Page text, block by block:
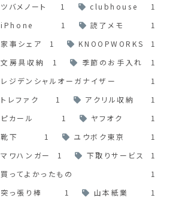
収納アイテム紹介
【買ったもの】カルディ食品福袋
2019 気になる中身は？
自分の購買記録を残したいなと思って、今
年から新たに「買ったもの」タグをブログに
とだけでなく、レポ的な記事も書いていこう
たカルディの食品福袋（3500円）です。
2019.01.13 2019.05.04
収納のコ
【片づ
セリア
式の「
フックのい
や使うと
た。セリア
ツバメノート
1 clubhouse
1
iPhone
1 読了メモ
1
家事シェア
1 KNOOPWORKS
1
文房具収納
1 季節のお手入れ
1
レジデンシャルオーガナイザー
1
トレファク
1 アクリル収納
1
ピカール
1 ヤフオク
1
靴下
1 ユウボク東京
1
マワハンガー
1 下取りサービス
1
買ってよかったもの
1
突っ張り棒
1 山本紙業 1